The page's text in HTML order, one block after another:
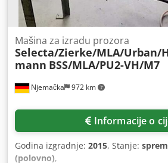
Njemačka 972 km
Mašina za izradu prozora
Selecta/Zierke/MLA/Urban/
mann BSS/MLA/PU2-VH/M7
Informacije o
Godina izgradnje: 2015, Stanje:
(polovno),